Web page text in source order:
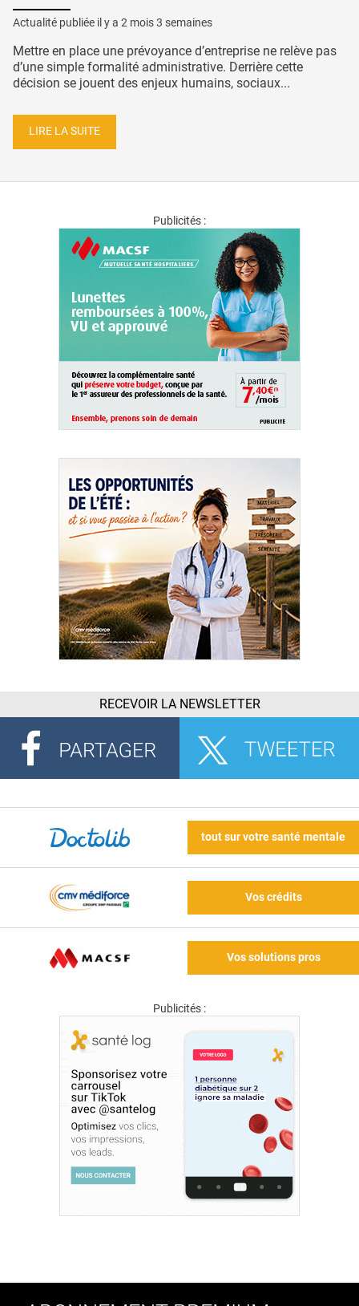
Actualité publiée il y a 2 mois 3 semaines
Mettre en place une prévoyance d’entreprise ne relève pas
d’une simple formalité administrative. Derrière cette
décision se jouent des enjeux humains, sociaux...
LIRE LA SUITE
Publicités :
RECEVOIR LA NEWSLETTER
tout sur votre santé mentale
Vos crédits
Vos solutions pros
Publicités :